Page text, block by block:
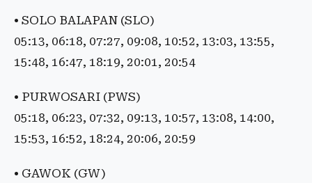
• SOLO BALAPAN (SLO)
05:13, 06:18, 07:27, 09:08, 10:52, 13:03, 13:55,
15:48, 16:47, 18:19, 20:01, 20:54
• PURWOSARI (PWS)
05:18, 06:23, 07:32, 09:13, 10:57, 13:08, 14:00,
15:53, 16:52, 18:24, 20:06, 20:59
• GAWOK (GW)